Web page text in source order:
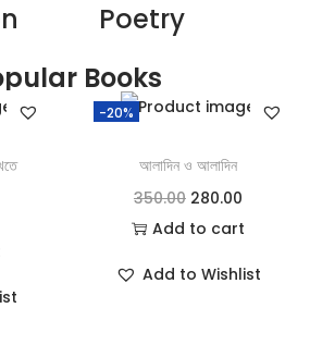
Poetry
Books
-20%
আলাদিন ও আলাদিন
350.00 280.00
Add to cart
Add to Wishlist